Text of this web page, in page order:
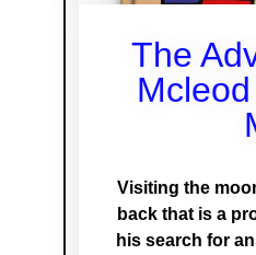
The
Visiting the
back that is a
his search for